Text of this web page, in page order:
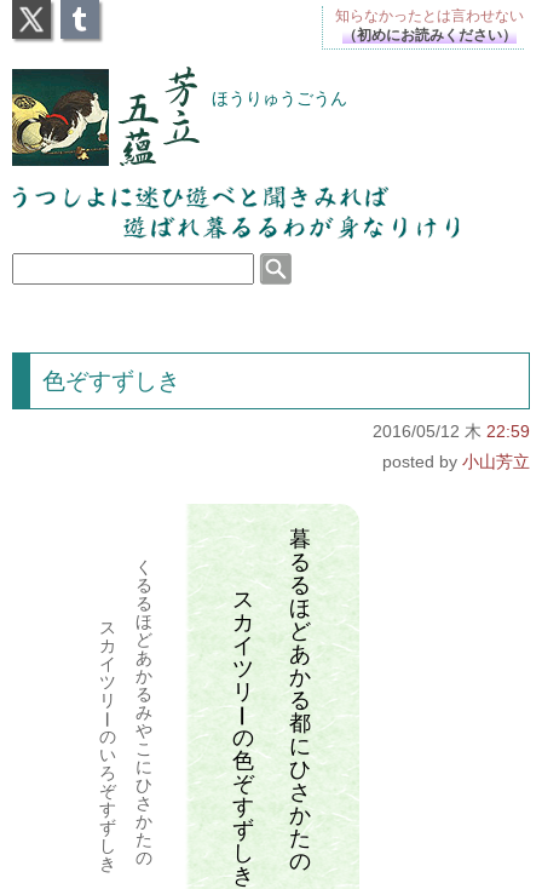
芳立五蘊 ほうりゅうごうん
うつしよに迷ひ遊べと聞きみれば遊ばれ暮るるわが
身なりけり
色ぞすずしき
2016/05/12 木 22:59
小山芳立
暮
る
る
ほ
ど
あ
か
る
都
に
ひ
さ
か
た
の
ス
カ
イ
ツ
リ
ー
の
色
ぞ
す
ず
し
き
く
る
る
ほ
ど
あ
か
る
み
や
こ
に
ひ
さ
か
た
の
ス
カ
イ
ツ
リ
ー
の
い
ろ
ぞ
す
ず
し
き
知らなかったとは言わせない
（初めにお読みください）
X Tumblr